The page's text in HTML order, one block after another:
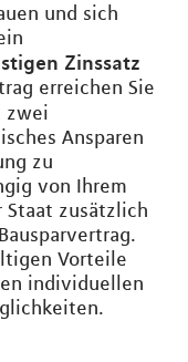
und sich
Zinssatz
erreichen Sie
zwei
Ansparen
zu
von Ihrem
zusätzlich
Vorteile
individuellen